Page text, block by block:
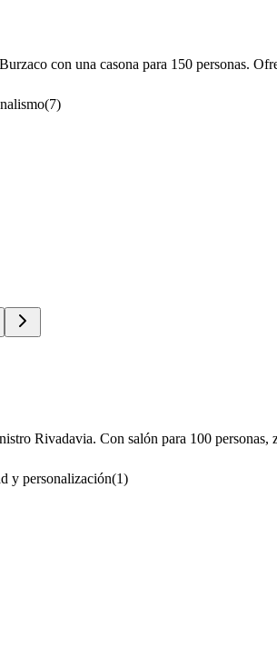
con una casona para 150 personas.
(7)
Rivadavia. Con salón para 100
y personalización(1)